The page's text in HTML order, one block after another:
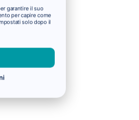
garantire il suo
per capire come
solo dopo il